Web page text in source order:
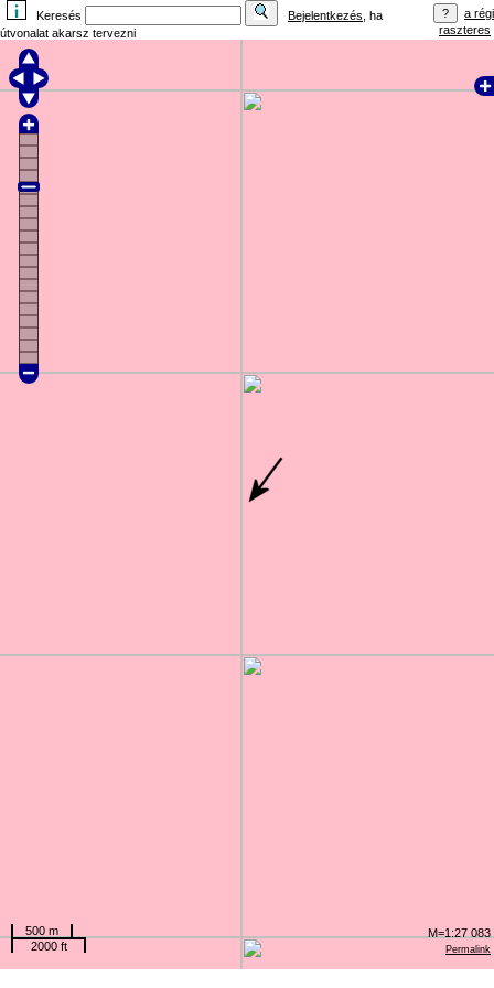
Keresés Bejelentkezés , ha
útvonalat akarsz tervezni
a régi
raszteres
Permalink
500 m
2000 ft
M=1:27 083